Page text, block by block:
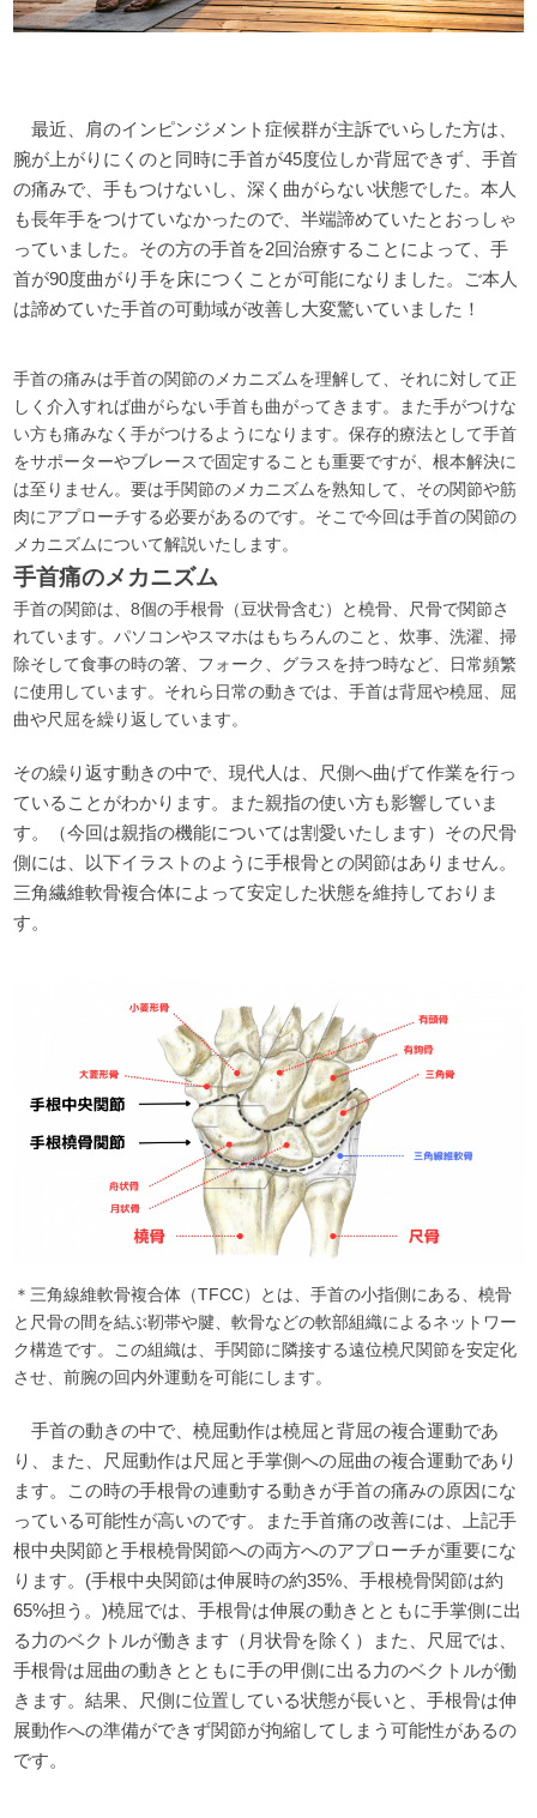
最近、肩のインピンジメント症候群が主訴でいらした方は、
腕が上がりにくのと同時に手首が45度位しか背屈できず、手首
の痛みで、手もつけないし、深く曲がらない状態でした。本人
も長年手をつけていなかったので、半端諦めていたとおっしゃ
っていました。 その方の手首を2回治療することによって、手
首が90度曲がり手を床につくことが可能になりました。ご本人
は諦めていた手首の可動域が改善し大変驚いていました！
手首の痛みは手首の関節のメカニズムを理解して、それに対して正
しく介入すれば曲がらない手首も曲がってきます。また手がつけな
い方も痛みなく手がつけるようになります。保存的療法として手首
をサポーターやブレースで固定することも重要ですが、根本解決に
は至りません。要は手関節のメカニズムを熟知して、その関節や筋
肉にアプローチする必要があるのです。そこで今回は手首の関節の
メカニズムについて解説いたします。
手首痛のメカニズム
手首の関節は、8個の手根骨（豆状骨含む）と橈骨、尺骨で関節さ
れています。パソコンやスマホはもちろんのこと、炊事、洗濯、掃
除そして食事の時の箸、フォーク、グラスを持つ時など、日常頻繁
に使用しています。それら日常の動きでは、手首は背屈や橈屈、屈
曲や尺屈を繰り返しています。
その繰り返す動きの中で、現代人は、尺側へ曲げて作業を行っ
ていることがわかります。また親指の使い方も影響していま
す。（今回は親指の機能については割愛いたします）その尺骨
側には、以下イラストのように手根骨との関節はありません。
三角繊維軟骨複合体によって安定した状態を維持しておりま
す。
＊三角線維軟骨複合体（TFCC）とは、手首の小指側にある、橈骨
と尺骨の間を結ぶ靭帯や腱、軟骨などの軟部組織によるネットワー
ク構造です。この組織は、手関節に隣接する遠位橈尺関節を安定化
させ、前腕の回内外運動を可能にします。
手首の動きの中で、橈屈動作は橈屈と背屈の複合運動であ
り、また、尺屈動作は尺屈と手掌側への屈曲の複合運動であり
ます。この時の手根骨の連動する動きが手首の痛みの原因にな
っている可能性が高いのです。
また手首痛の改善には、上記手
根中央関節と手根橈骨関節への両方へのアプローチが重要にな
ります。(手根中央関節は伸展時の約35%、手根橈骨関節は約
65%担う。)橈屈では、手根骨は伸展の動きとともに手掌側に出
る力のベクトルが働きます（月状骨を除く）また、尺屈では、
手根骨は屈曲の動きとともに手の甲側に出る力のベクトルが働
きます。結果、尺側に位置している状態が長いと、手根骨は伸
展動作への準備ができず関節が拘縮してしまう可能性があるの
です。